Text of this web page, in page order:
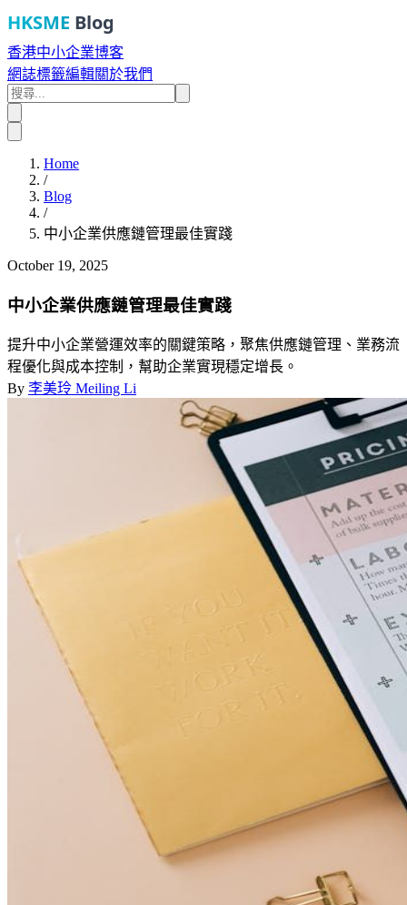
HKSME Blog
香港中小企業博客
網誌標籤編輯關於我們
Home
/
Blog
/
中小企業供應鏈管理最佳實踐
October 19, 2025
中小企業供應鏈管理最佳實踐
提升中小企業營運效率的關鍵策略，聚焦供應鏈管理、業務流
程優化與成本控制，幫助企業實現穩定增長。
By 李美玲 Meiling Li